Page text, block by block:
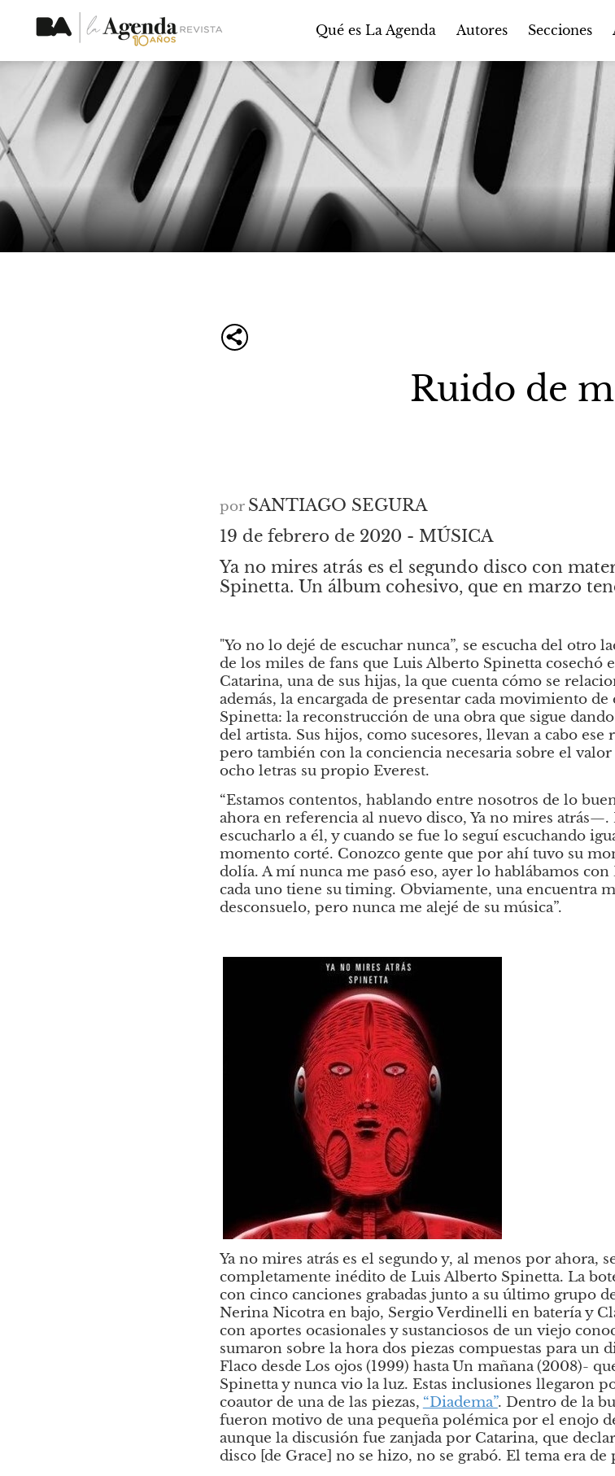
Qué es La Agenda Autores Secciones
Ruido de
por SANTIAGO SEGURA
19 de febrero de 2020 - MÚSICA
Ya no mires atrás es el segundo disco con
Spinetta. Un álbum cohesivo, que en marzo
"Yo no lo dejé de escuchar nunca”, se escucha del otro
de los miles de fans que Luis Alberto Spinetta cosechó
Catarina, una de sus hijas, la que cuenta cómo se
además, la encargada de presentar cada movimiento
Spinetta: la reconstrucción de una obra que sigue
del artista. Sus hijos, como sucesores, llevan a cabo
pero también con la conciencia necesaria sobre el
ocho letras su propio Everest.
“Estamos contentos, hablando entre nosotros de lo
ahora en referencia al nuevo disco, Ya no mires atrás—.
escucharlo a él, y cuando se fue lo seguí escuchando
momento corté. Conozco gente que por ahí tuvo su
dolía. A mí nunca me pasó eso, ayer lo hablábamos
cada uno tiene su timing. Obviamente, una encuentra
desconsuelo, pero nunca me alejé de su música”.
Ya no mires atrás es el segundo y, al menos por ahora,
completamente inédito de Luis Alberto Spinetta. La
con cinco canciones grabadas junto a su último grupo
Nerina Nicotra en bajo, Sergio Verdinelli en batería y
con aportes ocasionales y sustanciosos de un viejo
sumaron sobre la hora dos piezas compuestas para un
Flaco desde Los ojos (1999) hasta Un mañana (2008)-
Spinetta y nunca vio la luz. Estas inclusiones llegaron
coautor de una de las piezas, “Diadema”. Dentro de la
fueron motivo de una pequeña polémica por el enojo
aunque la discusión fue zanjada por Catarina, que
disco [de Grace] no se hizo, no se grabó. El tema era de